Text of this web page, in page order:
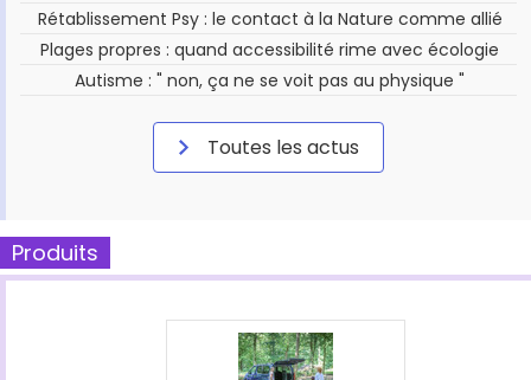
Rétablissement Psy : le contact à la Nature comme allié
Plages propres : quand accessibilité rime avec écologie
Autisme : " non, ça ne se voit pas au physique "
Toutes les actus
Produits